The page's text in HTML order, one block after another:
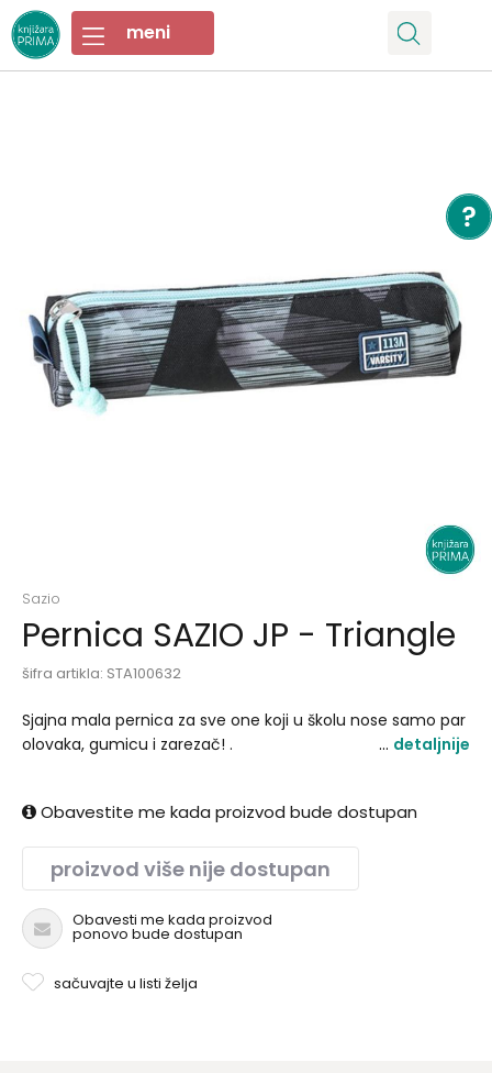
Sazio
Pernica SAZIO JP - Triangle
šifra artikla: STA100632
Sjajna mala pernica za sve one koji u školu nose samo par
olovaka, gumicu i zarezač! .
detaljnije
Obavestite me kada proizvod bude dostupan
proizvod više nije dostupan
Obavesti me kada proizvod
ponovo bude dostupan
sačuvajte u listi želja